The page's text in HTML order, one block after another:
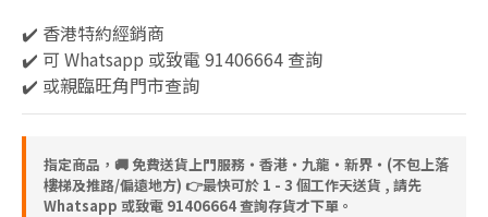
✔️ 香港特約經銷商
✔️ 可 Whatsapp 或致電 91406664 查詢
✔️ 或親臨旺角門市查詢
指定商品，🚚 免費送貨上門服務‧香港‧九龍‧新界‧(不包上落
樓梯及推路/偏遠地方) 👉最快可於 1 - 3 個工作天送貨 , 請先
Whatsapp 或致電 91406664 查詢存貨才下單。